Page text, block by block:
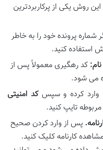
این روش یکی از پرکاربردترین
شماره پرونده خود را به خاطر
استفاده کنید.
کد رهگیری معمولاً پس از
می شود.
وارد کرده و سپسکد امنیتی
تایپ کنید.
پس از وارد کردن صحیح
کارنامه کلیک کنید.